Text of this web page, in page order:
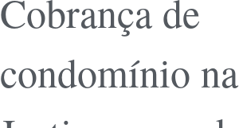
Cobrança de
condomínio na